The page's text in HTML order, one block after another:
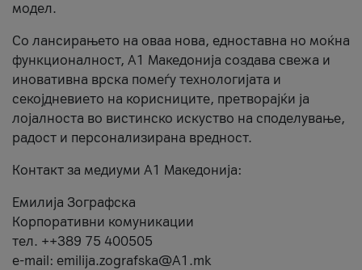
модел.
Со лансирањето на оваа нова, едноставна но моќна
функционалност, А1 Македонија создава свежа и
иновативна врска помеѓу технологијата и
секојдневието на корисниците, претворајќи ја
лојалноста во вистинско искуство на споделување,
радост и персонализирана вредност.
Контакт за медиуми А1 Македонија:
Емилија Зографска
Корпоративни комуникации
тел. ++389 75 400505
e-mail: emilija.zografska@A1.mk